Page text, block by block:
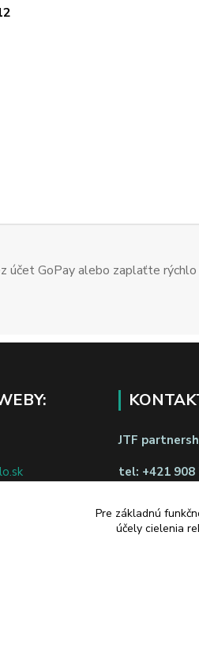
účet GoPay alebo zaplaťte
JTF
tel: +421 908
napíšte nám
Odstúpiť od
Pre základnú
účely cielenia